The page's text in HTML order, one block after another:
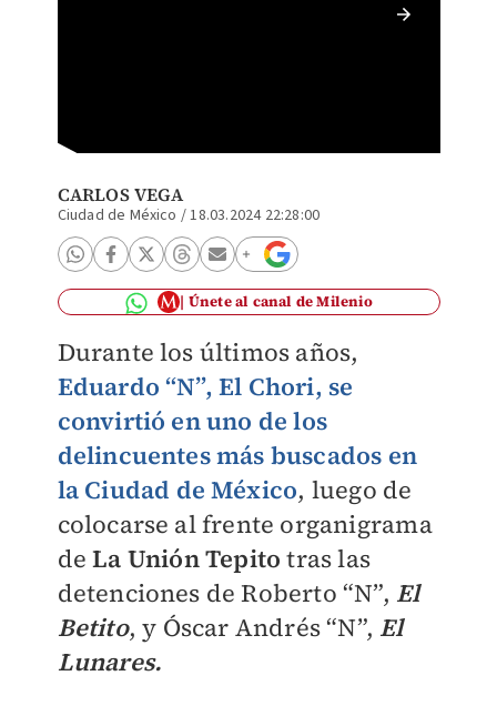
CARLOS VEGA
Ciudad de México /18.03.2024 22:28:00
Únete al canal de Milenio
Durante los últimos años,
Eduardo “N”, El Chori, se
convirtió en uno de los
delincuentes más buscados en
la Ciudad de México, luego de
colocarse al frente organigrama
deLa Unión Tepito tras las
detenciones de Roberto “N”, El
Betito, y Óscar Andrés “N”, El
Lunares.